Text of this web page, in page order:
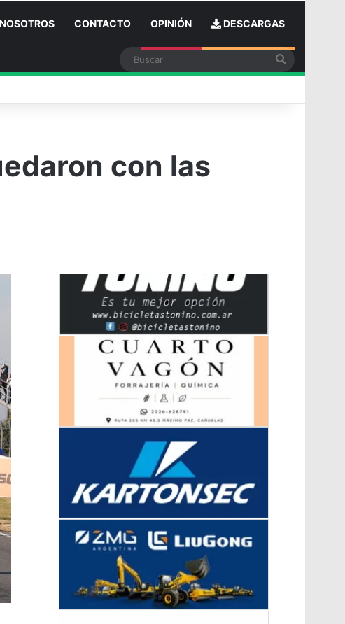
NOSOTROS CONTACTO OPINIÓN DESCARGAS
con las